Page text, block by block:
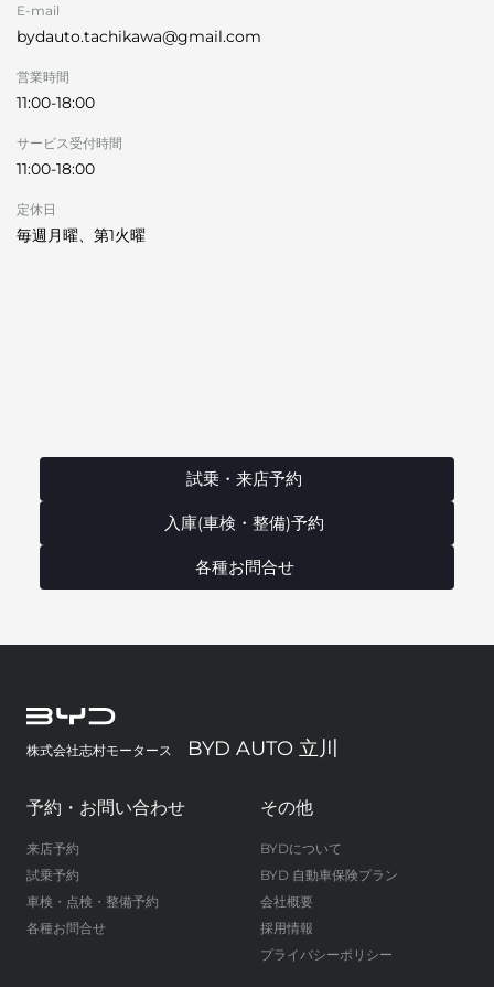
E-mail
bydauto.tachikawa@gmail.com
営業時間
11:00-18:00
サービス受付時間
11:00-18:00
定休日
毎週月曜、第1火曜
試乗・来店予約
入庫(車検・整備)予約
各種お問合せ
株式会社志村モータース BYD AUTO 立川
予約・お問い合わせ
来店予約
試乗予約
車検・点検・整備予約
各種お問合せ
その他
BYDについて
BYD 自動車保険プラン
会社概要
採用情報
プライバシーポリシー